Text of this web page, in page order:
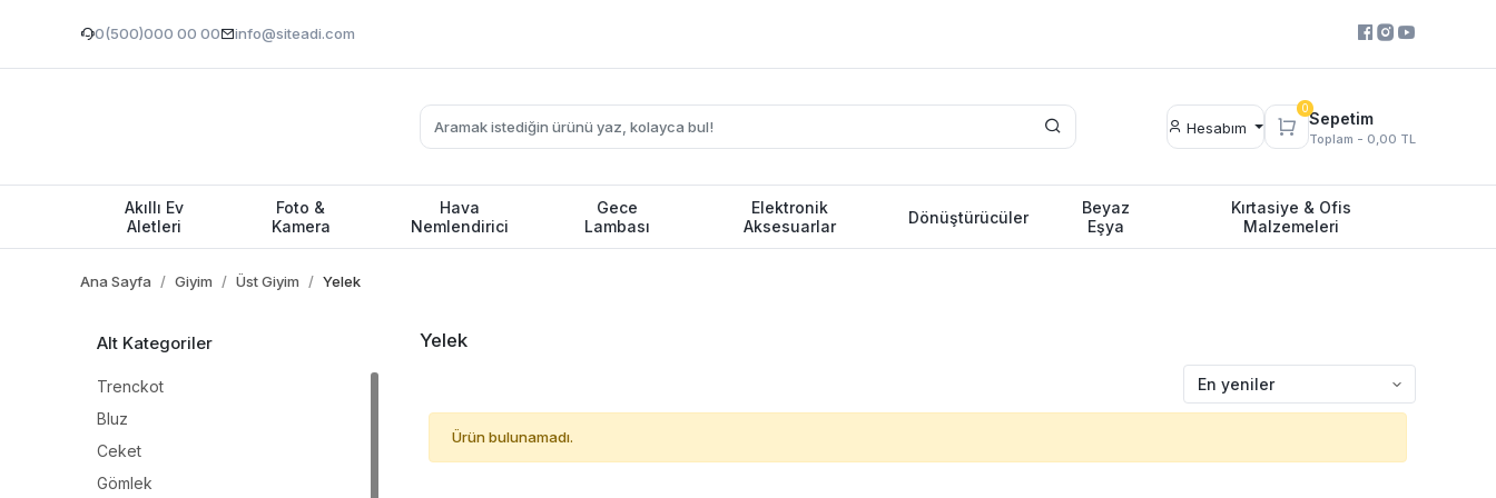
0(500)000 00 00 info@siteadi.com
Hesabım
0
Sepetim
Toplam - 0,00 TL
Akıllı Ev
Aletleri
Foto &
Kamera
Hava
Nemlendirici
Gece
Lambası
Elektronik
Aksesuarlar
Dönüştürücüler
Beyaz
Eşya
Kırtasiye & Ofis
Malzemeleri
Ana Sayfa Giyim Üst Giyim Yelek
Alt Kategoriler
Trenckot
Bluz
Ceket
Gömlek
Yelek
Ürün bulunamadı.